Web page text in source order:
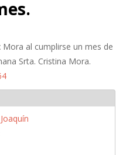
al cumplirse un mes de
Srta. Cristina Mora.